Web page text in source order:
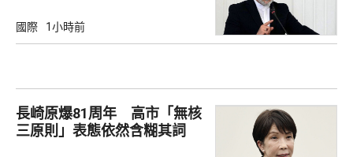
國際 1小時前
長崎原爆81周年 高市「無核
三原則」表態依然含糊其詞